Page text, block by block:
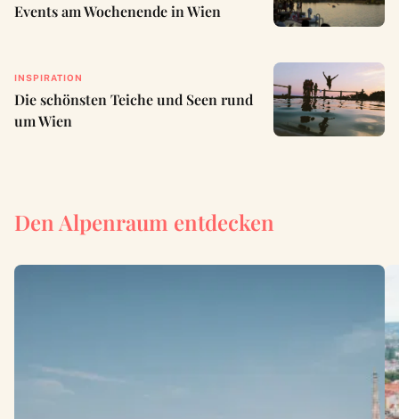
Events am Wochenende in Wien
INSPIRATION
Die schönsten Teiche und Seen rund
um Wien
Den Alpenraum entdecken